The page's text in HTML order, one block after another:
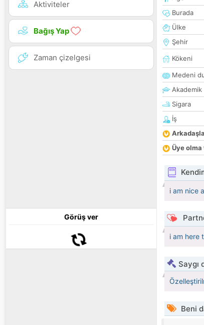
Aktiviteler
Bağış Yap
Zaman çizelgesi
Görüş ver
Burada
Ülke
Şehir
Kökeni
Medeni
Sigara
İş
Üye olma
i am nice
i am here
Saygı
Beni